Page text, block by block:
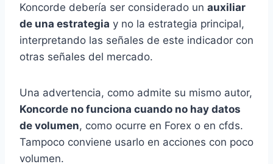
Koncorde debería ser considerado un auxiliar
de una estrategia y no la estrategia principal,
interpretando las señales de este indicador con
otras señales del mercado.
Una advertencia, como admite su mismo autor,
Koncorde no funciona cuando no hay datos
de volumen, como ocurre en Forex o en cfds.
Tampoco conviene usarlo en acciones con poco
volumen.